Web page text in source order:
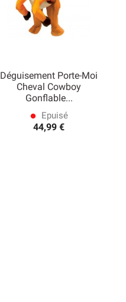
Déguisement Porte-Moi
Cheval Cowboy
Gonflable...
lens Epuisé
44,99 €